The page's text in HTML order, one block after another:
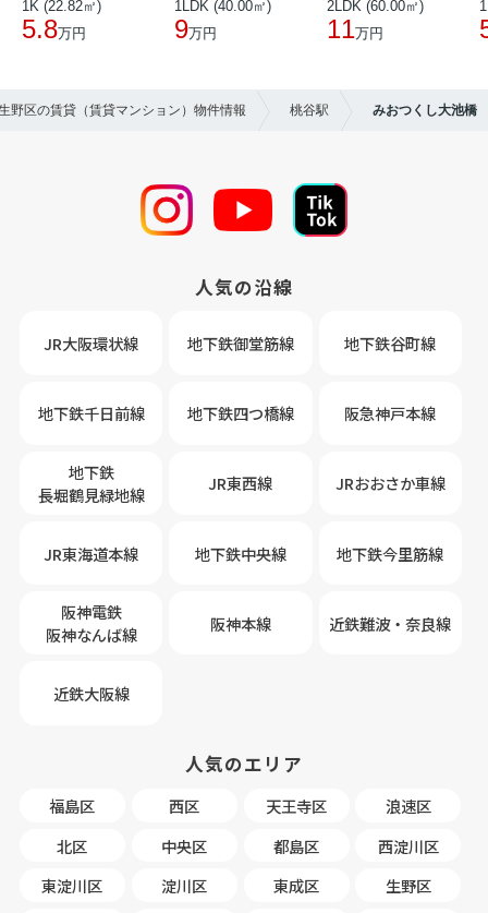
1K (22.82㎡)
5.8万円
1LDK (40.00㎡)
9万円
2LDK (60.00㎡)
11万円
野区の賃貸（賃貸マンション）物件情報 桃谷駅 みおつくし大池橋
人気の沿線
JR大阪環状線 地下鉄御堂筋線 地下鉄谷町線
地下鉄千日前線 地下鉄四つ橋線 阪急神戸本線
地下鉄
長堀鶴見緑地線
JR東西線 JRおおさか車線
JR東海道本線 地下鉄中央線 地下鉄今里筋線
阪神電鉄
阪神なんば線
阪神本線 近鉄難波・奈良線
近鉄大阪線
人気のエリア
福島区 西区 天王寺区
浪速区
北区
中央区 都島区
西淀川区
東淀川区
淀川区 東成区
生野区